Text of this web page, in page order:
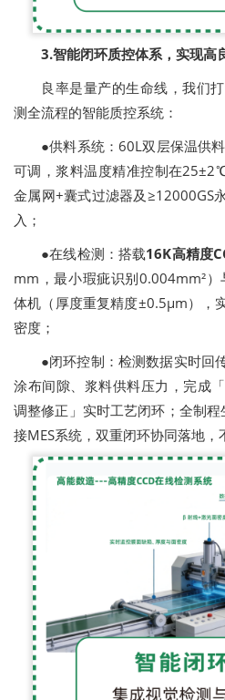
3.智能闭环质控体系，实现高
良率是量产的生命线，我们
测全流程的智能质控系统：
●供料系统：60L双层保温供
可调，浆料温度精准控制在
金属网+囊式过滤器及≥12000GS
入；
●在线检测：搭载16K高精度
mm，最小瑕疵识别0.004mm²
体机（厚度重复精度±0.5μm），
密度；
●闭环控制：检测数据实时回
涂布间隙、浆料供料压力，完成
调整修正」实时工艺闭环；全制
接MES系统，双重闭环协同落地，